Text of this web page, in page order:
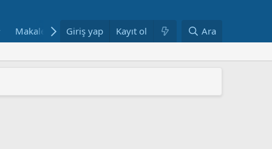
Makaleler Fotoğraflar Bloglar Haftanın
Giriş yap Kayıt ol Ara
DESTEKLENDİ
yeniden yapılandırıyor